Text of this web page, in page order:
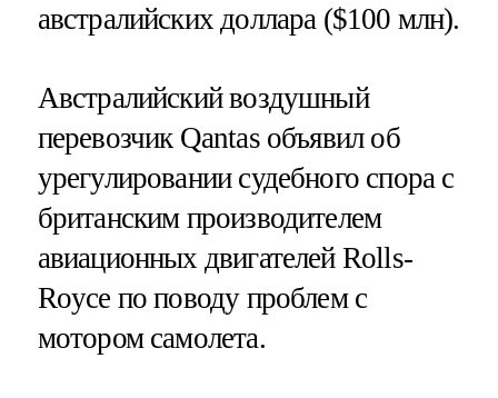
австралийских доллара ($100 млн).
Австралийский воздушный
перевозчик Qantas объявил об
урегулировании судебного спора с
британским производителем
авиационных двигателей Rolls-
Royce по поводу проблем с
мотором самолета.